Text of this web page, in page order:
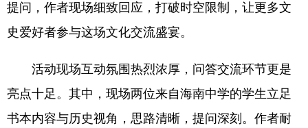
提问，作者现场细致回应，打破时空限制，让更多文
史爱好者参与这场文化交流盛宴。
活动现场互动氛围热烈浓厚，问答交流环节更是
亮点十足。其中，现场两位来自海南中学的学生立足
书本内容与历史视角，思路清晰，提问深刻。作者耐